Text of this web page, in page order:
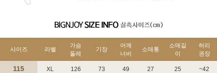
사이즈 라벨
가슴
둘레
기장
어깨
너비
소매통
소매길
이
허리
권장
115 XL 126 73 49 27 25 ~42